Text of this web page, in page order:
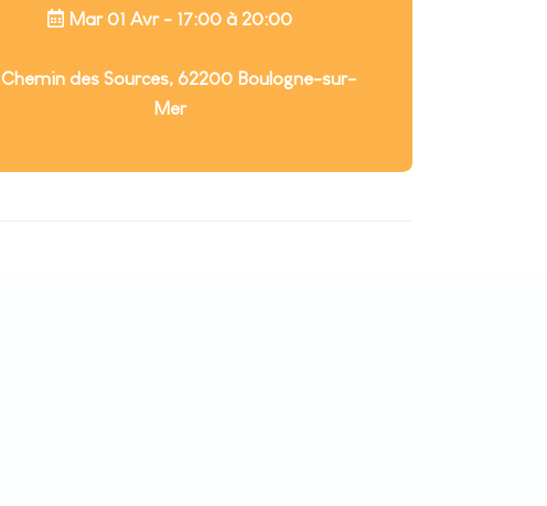
Mar 01 Avr - 17:00 à 20:00
Chemin des Sources, 62200 Boulogne-sur-
Mer